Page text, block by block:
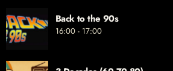
Back to the 90s
16:00 - 17:00